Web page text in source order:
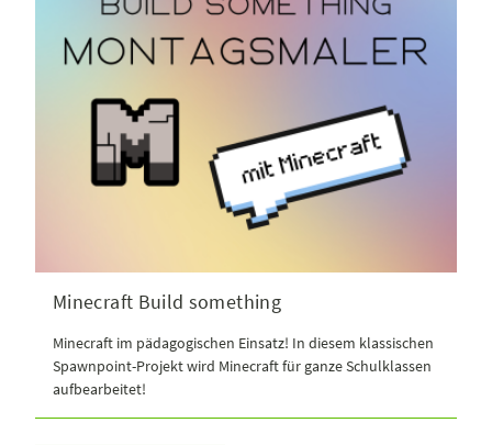
Minecraft Build something
Minecraft im pädagogischen Einsatz! In diesem klassischen
Spawnpoint-Projekt wird Minecraft für ganze Schulklassen
aufbearbeitet!